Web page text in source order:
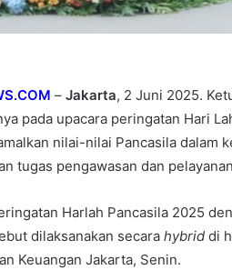
– Jakarta, 2 Juni 2025.
pada upacara peringatan Hari
nilai-nilai Pancasila dalam
tugas pengawasan dan
Harlah Pancasila 2025
dilaksanakan secara hybrid di
Keuangan Jakarta, Senin.